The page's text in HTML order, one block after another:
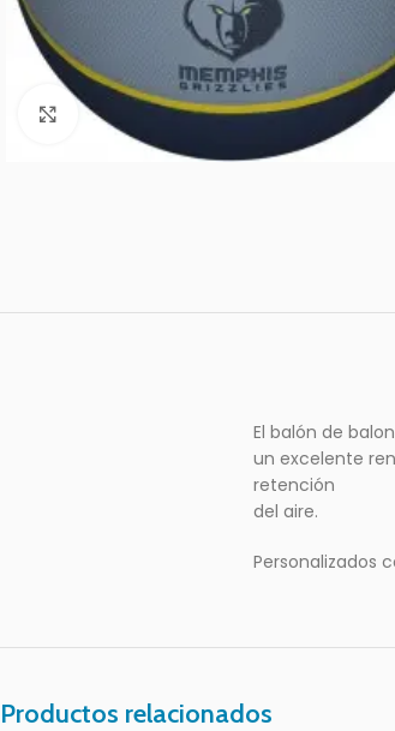
Clic para ampliar
El balón de
un excelente
retención
del aire.
Personalizados
Productos relacionados